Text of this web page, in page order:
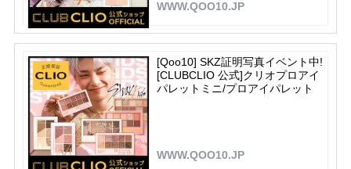
WWW.QOO10.JP
[Qoo10] SKZ証明写真イベント中!
[CLUBCLIO 公式]クリオプロアイ
パレットミニ/プロアイパレット
WWW.QOO10.JP